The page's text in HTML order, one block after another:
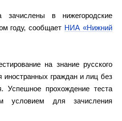
зачислены в нижегородские
году, сообщает НИА «Нижний
на знание русского
иностранных граждан и лиц без
Успешное прохождение теста
условием для зачисления